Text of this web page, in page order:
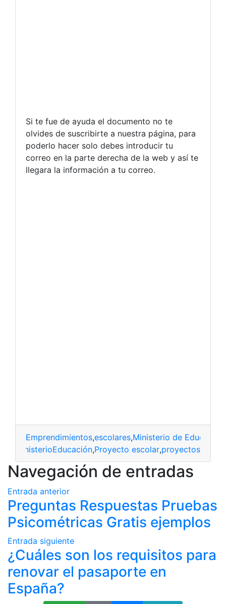
Si te fue de ayuda el documento no te
olvides de suscribirte a nuestra página, para
poderlo hacer solo debes introducir tu
correo en la parte derecha de la web y así te
llegara la información a tu correo.
Emprendimientos,escolares,Ministerio de Educación
MinisterioEducación,Proyecto escolar,proyectos
Navegación de entradas
Entrada anterior
Preguntas Respuestas Pruebas
Psicométricas Gratis ejemplos
Entrada siguiente
¿Cuáles son los requisitos para
renovar el pasaporte en
España?